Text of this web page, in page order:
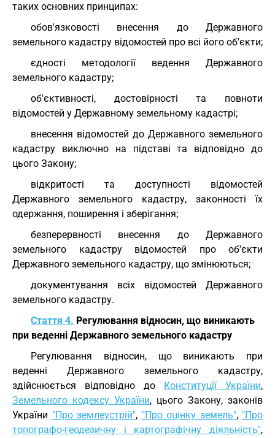
таких основних принципах:
обов'язковості внесення до Державного
земельного кадастру відомостей про всі його об'єкти;
єдності методології ведення Державного
земельного кадастру;
об'єктивності, достовірності та повноти
відомостей у Державному земельному кадастрі;
внесення відомостей до Державного земельного
кадастру виключно на підставі та відповідно до
цього Закону;
відкритості та доступності відомостей
Державного земельного кадастру, законності їх
одержання, поширення і зберігання;
безперервності внесення до Державного
земельного кадастру відомостей про об'єкти
Державного земельного кадастру, що змінюються;
документування всіх відомостей Державного
земельного кадастру.
Стаття 4. Регулювання відносин, що виникають
при веденні Державного земельного кадастру
Регулювання відносин, що виникають при
веденні Державного земельного кадастру,
здійснюється відповідно до Конституції України,
Земельного кодексу України, цього Закону, законів
України "Про землеустрій", "Про оцінку земель", "Про
топографо-геодезичну і картографічну діяльність",